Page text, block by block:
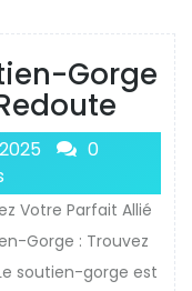
Gorge
0
Votre Parfait Allié
Gorge : Trouvez
soutien-gorge est